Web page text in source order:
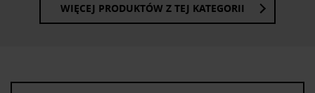
WIĘCEJ PRODUKTÓW Z TEJ KATEGORII